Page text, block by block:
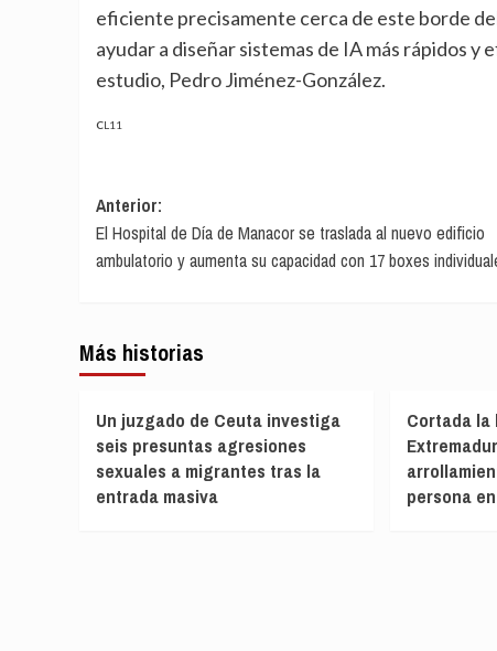
eficiente precisamente cerca de este borde
ayudar a diseñar sistemas de IA más rápidos
estudio, Pedro Jiménez-González.
CL11
Navegación
de
entradas
Anterior:
El Hospital de Día de Manacor se traslada al nuevo edificio
ambulatorio y aumenta su capacidad con 17 boxes
Más historias
Un juzgado de Ceuta investiga
seis presuntas agresiones
sexuales a migrantes tras la
entrada masiva
Cortada la
persona